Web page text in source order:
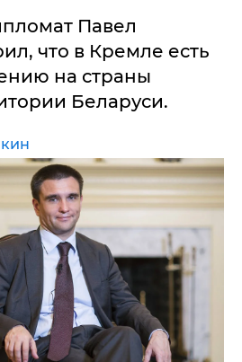
Павел
что в Кремле есть
на страны
Беларуси.